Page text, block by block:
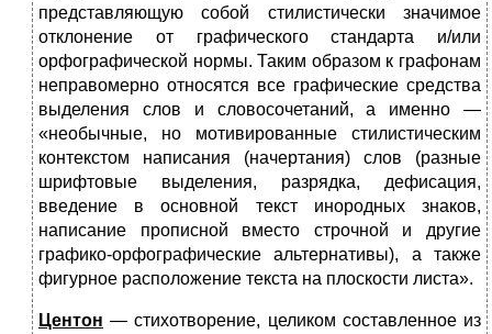
представляющую собой стилистически значимое
отклонение от графического стандарта и/или
орфографической нормы. Таким образом к графонам
неправомерно относятся все графические средства
выделения слов и словосочетаний, а именно —
«необычные, но мотивированные стилистическим
контекстом написания (начертания) слов (разные
шрифтовые выделения, разрядка, дефисация,
введение в основной текст инородных знаков,
написание прописной вместо строчной и другие
графико-орфографические альтернативы), а также
фигурное расположение текста на плоскости листа».
Центон — стихотворение, целиком составленное из